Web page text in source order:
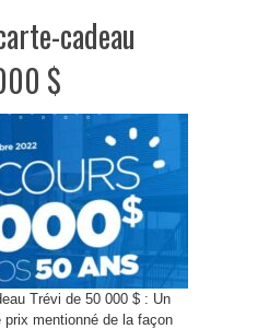
cadeau
$
Trévi de 50 000 $ : Un
prix mentionné de la façon